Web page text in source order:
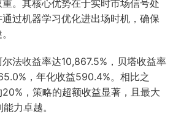
。其核心优势在于实时市场信号处
过机器学习优化进出场时机，确保
法收益率达10,867.5%，贝塔收益率
，年化收益590.4%。相比之
，策略的超额收益显著，且最大
力卓越。